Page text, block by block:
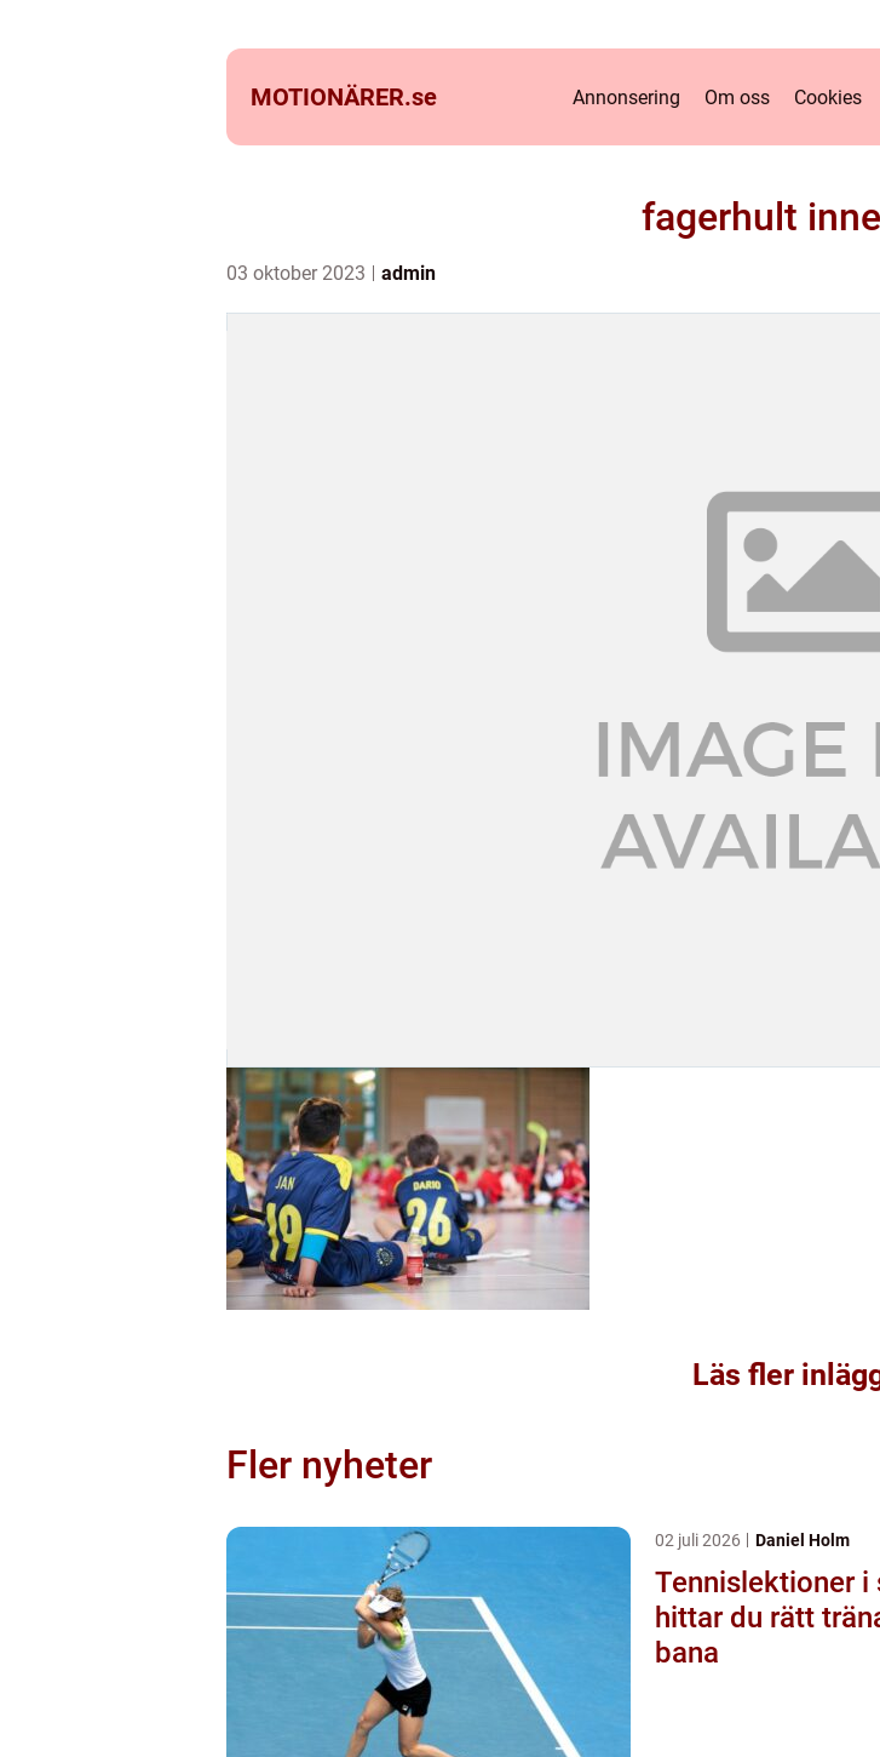
MOTIONÄRER.se Annonsering Om oss Cookies
fagerhult
03 oktober 2023 admin
Läs fler
Fler nyheter
02 juli 2026 Daniel Holm
Tennislektioner i
hittar du rätt
bana